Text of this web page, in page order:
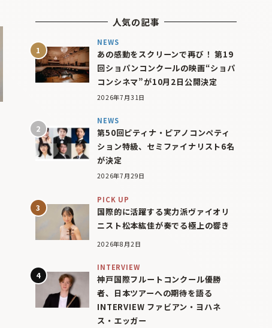
人気の記事
NEWS
あの感動をスクリーンで再び！ 第19
回ショパンコンクールの映画“ショパ
コンシネマ”が10月2日公開決定
2026年7月31日
NEWS
第50回ピティナ・ピアノコンペティ
ション特級、セミファイナリスト6名
が決定
2026年7月29日
PICK UP
国際的に活躍する実力派ヴァイオリ
ニスト松本紘佳が奏でる極上の響き
2026年8月2日
INTERVIEW
神戸国際フルートコンクール優勝
者、日本ツアーへの期待を語る
INTERVIEW ファビアン・ヨハネ
ス・エッガー